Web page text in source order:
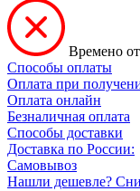
Времено
Способы оплаты
Оплата при
Оплата онлайн
Безналичная оплата
Способы доставки
Доставка по России:
Самовывоз
Нашли дешевле?